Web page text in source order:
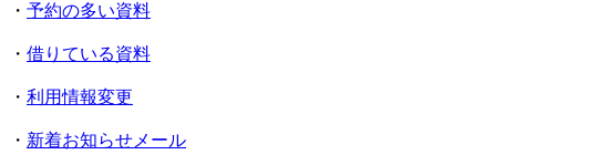
・ 予約の多い資料
・ 借りている資料
・ 利用情報変更
・ 新着お知らせメール